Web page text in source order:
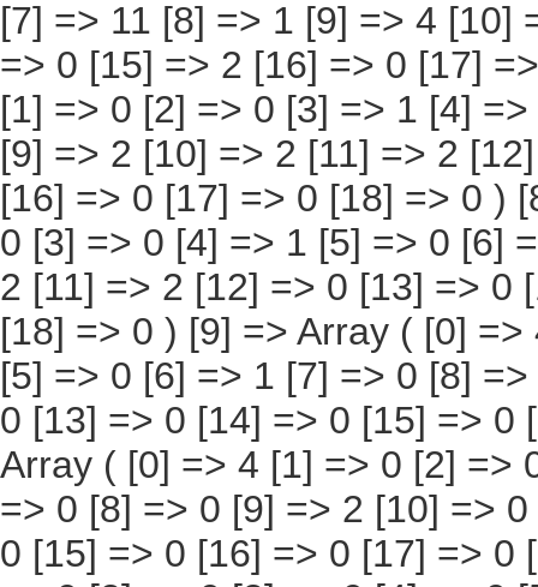
[5] => 0 [6] => 1 [7] => 6 [8] => 0 [9] => 2 [10] => 2 [11] => 2 [12] => 0 [13] => 0 [14] => 0 [15] => 1 [16] => 0 [17] => 0 [18] => 0 ) [9] => Array ( [0] => 4 [1] => 0 [2] => 0 [3] => 0 [4] => 1 [5] => 0 [6] => 1 [7] => 0 [8] => 0 [9] => 2 [10] => 0 [11] => 0 [12] => 0 [13] => 0 [14] => 0 [15] => 0 [16] => 0 [17] => 0 [18] => 0 ) [10] => Array ( [0] => 4 [1] => 0 [2] => 0 [3] => 0 [4] => 1 [5] => 0 [6] => 1 [7] => 0 [8] => 0 [9] => 2 [10] => 0 [11] => 0 [12] => 0 [13] => 0 [14] => 0 [15] => 0 [16] => 0 [17] => 0 [18] => 0 ) [11] => Array ( [0] => 0 [1] => 0 [2] => 0 [3] => 0 [4] => 0 [5] => 0 [6] => 0 [7] => 0 [8] => 0 [9] => 0 [10] => 0 [11] => 0 [12] => 0 [13] => 0 [14] => 0 [15] => 0 [16] => 0 [17] => 0 [18] => 0 ) [12] => Array ( [0] => 0 [1] => 0 [2] => 0 [3] => 0 [4]